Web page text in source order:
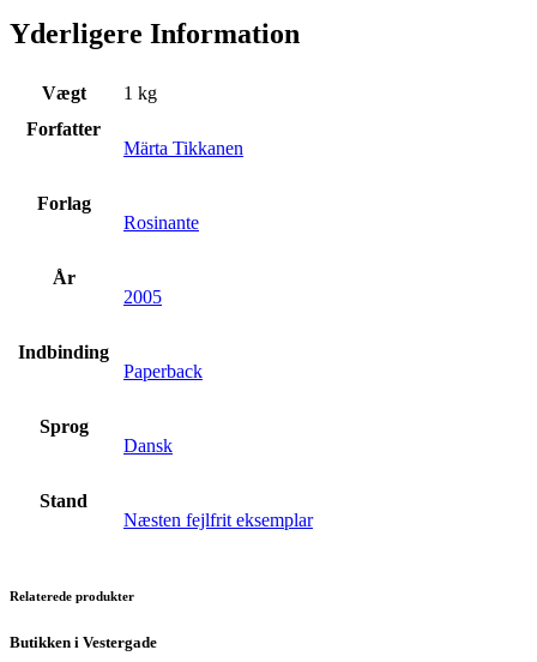
Yderligere Information
Vægt
1 kg
Forfatter
Märta Tikkanen
Forlag
Rosinante
År
2005
Indbinding
Paperback
Sprog
Dansk
Stand
Næsten fejlfrit eksemplar
Relaterede produkter
Butikken i Vestergade